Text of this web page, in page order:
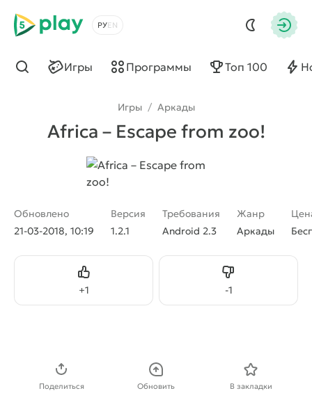
5play
Выбрать язык
Игры Программы Топ 100
Найти
Игры / Аркады
Africa – Escape from zoo!
Обновлено
21-03-2018, 10:19
Версия
1.2.1
Требования
Android 2.3
Жанр
Аркады
+1
Нравится -1
Не нравится
Поделиться Обновить В закладки